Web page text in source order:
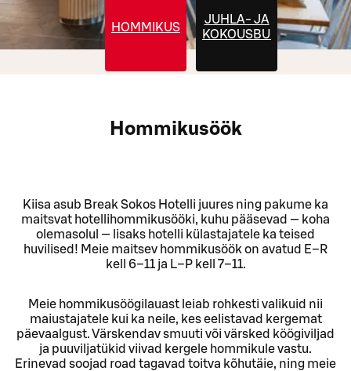
HOMMIKUSÖÖK
JUHLA- JA
KOKOUSBUFFETIT
Hommikusöök
Kiisa asub Break Sokos Hotelli juures ning pakume ka
maitsvat hotellihommikusööki, kuhu pääsevad — koha
olemasolul — lisaks hotelli külastajatele ka teised
huvilised! Meie maitsev hommikusöök on avatud E–R
kell 6–11 ja L–P kell 7–11.
Meie hommikusöögilauast leiab rohkesti valikuid nii
maiustajatele kui ka neile, kes eelistavad kergemat
päevaalgust. Värskendav smuuti või värsked köögiviljad
ja puuviljatükid viivad kergele hommikule vastu.
Erinevad soojad road tagavad toitva kõhutäie, ning meie